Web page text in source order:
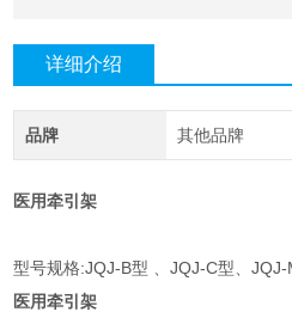
详细介绍
品牌 其他品牌
医用牵引架
型号规格:JQJ-B型 、JQJ-C型、JQJ-
医用牵引架